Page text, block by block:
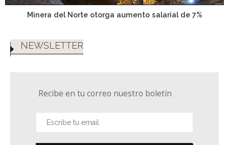
Minera del Norte otorga aumento salarial de 7%
NEWSLETTER
Recibe en tu correo nuestro boletín